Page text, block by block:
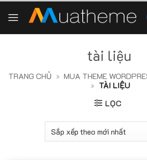
tài liệu
TRANG CHỦ » MUA THEME
» TÀI LIỆU
LỌC